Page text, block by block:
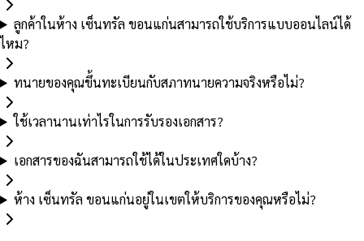
ลูกค้าในห้าง เซ็นทรัล ขอนแก่นสามารถใช้บริการแบบออนไลน์ได้
ไหม?
ทนายของคุณขึ้นทะเบียนกับสภาทนายความจริงหรือไม่?
ใช้เวลานานเท่าไรในการรับรองเอกสาร?
เอกสารของฉันสามารถใช้ได้ในประเทศใดบ้าง?
ห้าง เซ็นทรัล ขอนแก่นอยู่ในเขตให้บริการของคุณหรือไม่?